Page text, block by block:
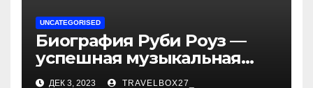
UNCATEGORISED
Биография Руби Роуз —
успешная музыкальная
карьера, личная жизнь и
ДЕК 3, 2023 TRAVELBOX27_